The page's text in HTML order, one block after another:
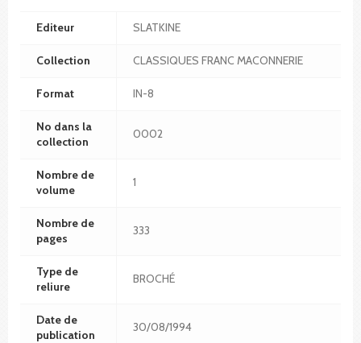
Editeur SLATKINE
Collection CLASSIQUES FRANC MACONNERIE
Format IN-8
No dans la
collection
0002
Nombre de
volume
1
Nombre de
pages
333
Type de
reliure
BROCHÉ
Date de
publication
30/08/1994